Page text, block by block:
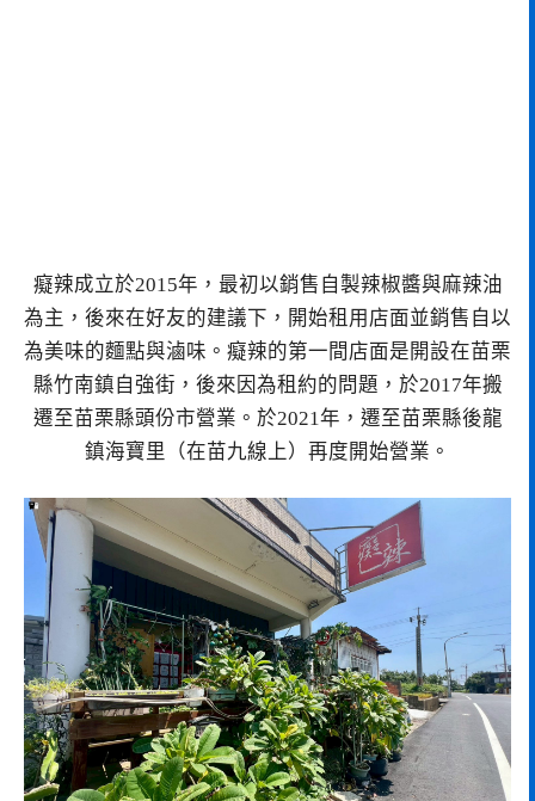
癡辣成立於2015年，最初以銷售自製辣椒醬與麻辣油
為主，後來在好友的建議下，開始租用店面並銷售自以
為美味的麵點與滷味。癡辣的第一間店面是開設在苗栗
縣竹南鎮自強街，後來因為租約的問題，於2017年搬
遷至苗栗縣頭份市營業。於2021年，遷至苗栗縣後龍
鎮海寶里（在苗九線上）再度開始營業。